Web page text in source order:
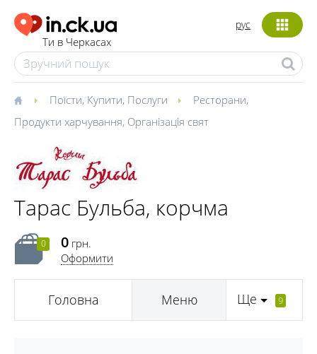
Ти в Черкасах
рус
Поїсти, Купити, Послуги Ресторани,
Продукти харчування, Організація свят
Тарас Бульба, корчма
0 0 грн.
Оформити
Головна Меню Ще 9